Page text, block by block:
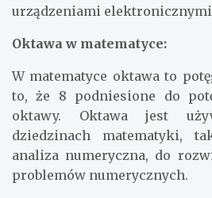
urządzeniami
Oktawa w matematyce:
W matematyce oktawa to
to, że 8 podniesione do
oktawy. Oktawa jest
dziedzinach matematyki,
analiza numeryczna, do
problemów numerycznych.